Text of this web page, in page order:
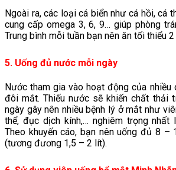
Ngoài ra, các loại cá biển như cá hồi, cá
cung cấp omega 3, 6, 9… giúp phòng
Trung bình mỗi tuần bạn nên ăn tối thiểu
5. Uống đủ nước mỗi ngày
Nước tham gia vào hoạt động của nhiều
đôi mắt. Thiếu nước sẽ khiến chất thải
ngày gây nên nhiều bệnh lý ở mắt như
thể, đục dịch kính,… nghiêm trọng nhất
Theo khuyến cáo, bạn nên uống đủ 8 –
(tương đương 1,5 – 2 lít).